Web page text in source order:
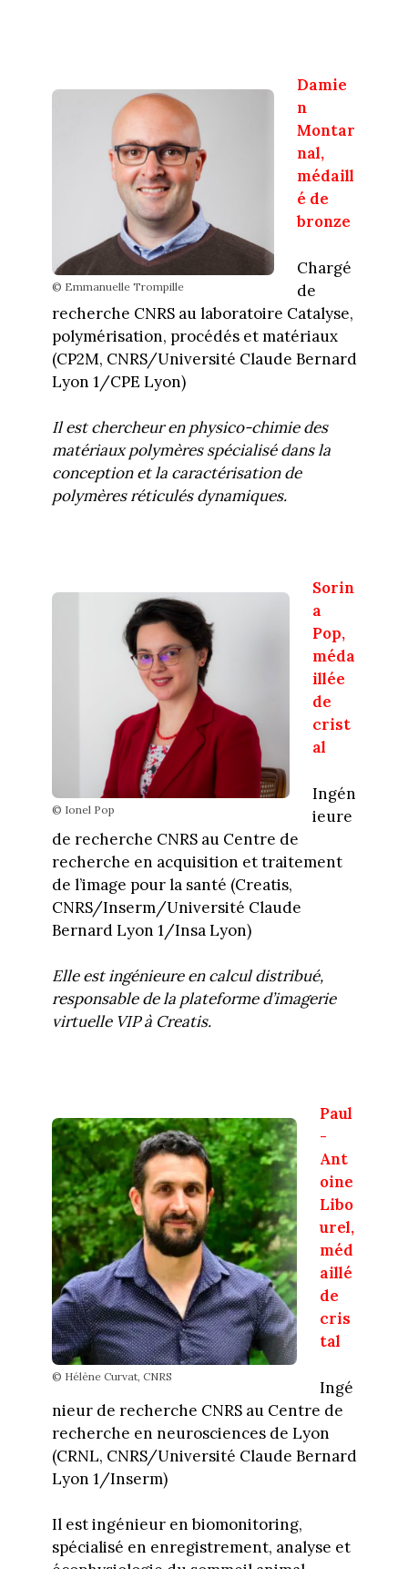
© Emmanuelle Trompille
Damie
n
Montar
nal,
médaill
é de
bronze
Chargé
de
recherche CNRS au laboratoire Catalyse,
polymérisation, procédés et matériaux
(CP2M, CNRS/Université Claude Bernard
Lyon 1/CPE Lyon)
Il est chercheur en physico-chimie des
matériaux polymères spécialisé dans la
conception et la caractérisation de
polymères réticulés dynamiques.
© Ionel Pop
Sorin
a
Pop,
méda
illée
de
crist
al
Ingén
ieure
de recherche CNRS au Centre de
recherche en acquisition et traitement
de l’image pour la santé (Creatis,
CNRS/Inserm/Université Claude
Bernard Lyon 1/Insa Lyon)
Elle est ingénieure en calcul distribué,
responsable de la plateforme d’imagerie
virtuelle VIP à Creatis.
© Hélène Curvat, CNRS
Paul
-
Ant
oine
Libo
urel,
méd
aillé
de
cris
tal
Ingé
nieur de recherche CNRS au Centre de
recherche en neurosciences de Lyon
(CRNL, CNRS/Université Claude Bernard
Lyon 1/Inserm)
Il est ingénieur en biomonitoring,
spécialisé en enregistrement, analyse et